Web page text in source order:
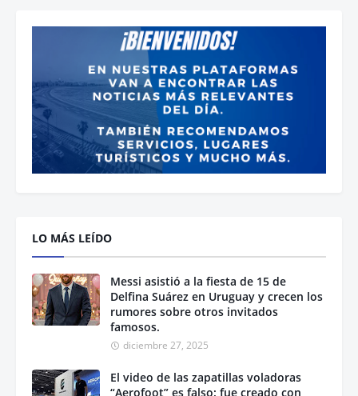
LO MÁS LEÍDO
Messi asistió a la fiesta de 15 de
Delfina Suárez en Uruguay y crecen los
rumores sobre otros invitados
famosos.
diciembre 27, 2025
El video de las zapatillas voladoras
“Aerofoot” es falso: fue creado con